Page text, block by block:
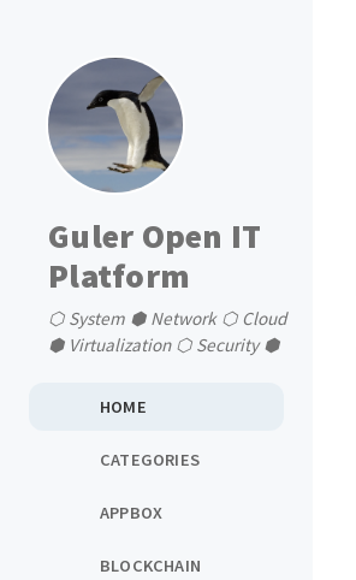
Guler Open IT
Platform
⬡ System ⬢ Network ⬡ Cloud
⬢ Virtualization ⬡ Security ⬢
HOME
CATEGORIES
APPBOX
BLOCKCHAIN